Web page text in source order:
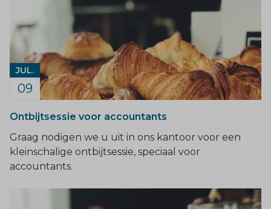
JUL.
09
Ontbijtsessie voor accountants
Graag nodigen we u uit in ons kantoor voor een
kleinschalige ontbijtsessie, speciaal voor
accountants.